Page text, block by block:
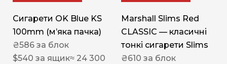
Сигарети OK Blue KS
100mm (м’яка пачка)
₴586 за блок
$540 за ящик≈ 24 300
Marshall Slims Red
CLASSIC — класичні
тонкі сигарети Slims
₴610 за блок